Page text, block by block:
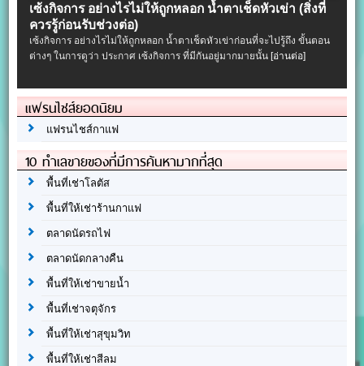
เซ้งกิจการ อย่างไรไม่ให้ถูกหลอก น้ำตาเช็ดหัวเข่า (สิ่งที่
ควรรู้ก่อนรับช่วงต่อ)
เซ้งกิจการ อย่างไรไม่ให้ถูกหลอก น้ำตาเช็ดหัวเข่าก่อนที่จะไปรู้ถึง ขั้นตอน
ต่างๆ ในการดูว่า ประกาศ เซ้งกิจการ ที่มีกันอยู่มากมายนั้น[อ่านต่อ]
แฟรนไชส์ยอดนิยม
แฟรนไชส์กาแฟ
10 ทำเลขายของที่มีการค้นหามากที่สุด
พื้นที่เช่าโลตัส
พื้นที่ให้เช่าร้านกาแฟ
ตลาดนัดรถไฟ
ตลาดนัดกลางคืน
พื้นที่ให้เช่าขายน้ำ
พื้นที่เช่าจตุจักร
พื้นที่ให้เช่าสุขุมวิท
พื้นที่ให้เช่าสีลม